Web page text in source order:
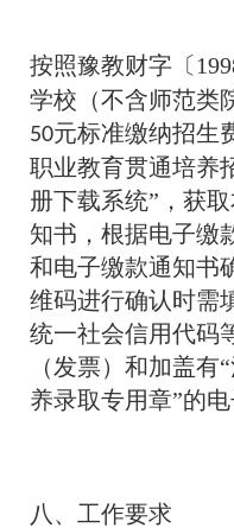
按照豫教财字〔
学校（不含师范类
50元标准缴纳招生
职业教育贯通培养
册下载系统”，获
知书，根据电子缴
和电子缴款通知书
维码进行确认时需
统一社会信用代码
（发票）和加盖
养录取专用章”的电
八、工作要求